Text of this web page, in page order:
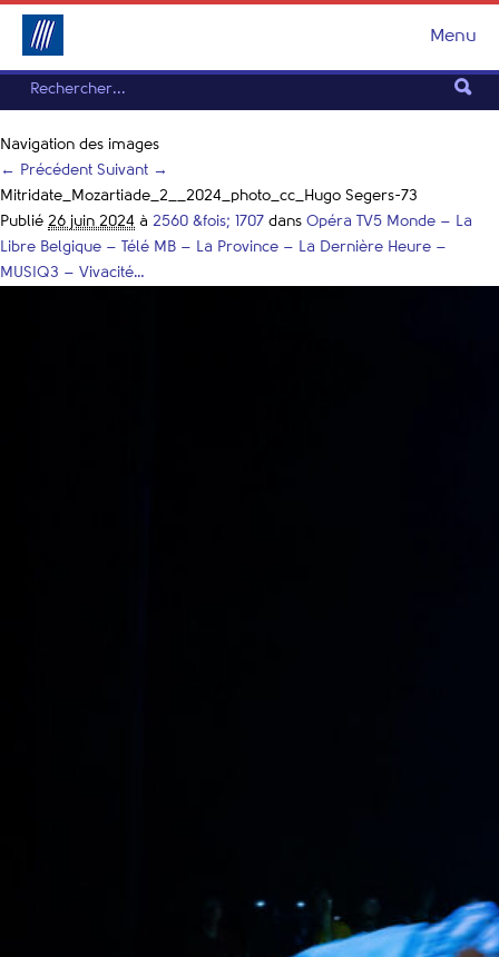
Menu
Navigation des images
← Précédent Suivant →
Mitridate_Mozartiade_2__2024_photo_cc_Hugo Segers-73
Publié 26 juin 2024 à 2560 &fois; 1707 dans Opéra TV5 Monde – La
Libre Belgique – Télé MB – La Province – La Dernière Heure –
MUSIQ3 – Vivacité…